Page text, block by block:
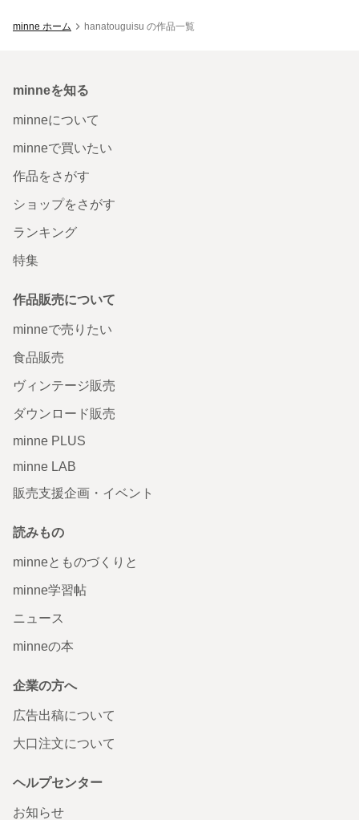
minne ホーム hanatouguisu の作品一覧
minneを知る
minneについて
minneで買いたい
作品をさがす
ショップをさがす
ランキング
特集
作品販売について
minneで売りたい
食品販売
ヴィンテージ販売
ダウンロード販売
minne PLUS
minne LAB
販売支援企画・イベント
読みもの
minneとものづくりと
minne学習帖
ニュース
minneの本
企業の方へ
広告出稿について
大口注文について
ヘルプセンター
お知らせ